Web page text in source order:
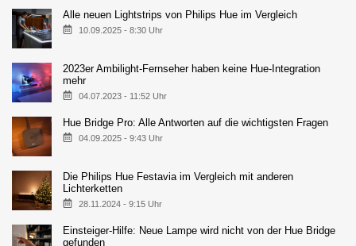
Alle neuen Lightstrips von Philips Hue im Vergleich
10.09.2025 - 8:30 Uhr
2023er Ambilight-Fernseher haben keine Hue-Integration
mehr
04.07.2023 - 11:52 Uhr
Hue Bridge Pro: Alle Antworten auf die wichtigsten Fragen
04.09.2025 - 9:43 Uhr
Die Philips Hue Festavia im Vergleich mit anderen
Lichterketten
28.11.2024 - 9:15 Uhr
Einsteiger-Hilfe: Neue Lampe wird nicht von der Hue Bridge
gefunden